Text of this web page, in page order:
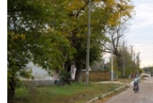
ТЕЛЕПРОЕКТ КРЫМ.РЕАЛИИ
СОВЕТЫ ПРАВОЗАЩИТНИКОВ
ПРОПАВШИЕ БЕЗ ВЕСТИ
ПОБЕДИТЕЛЕЙ НЕ СУДЯТ?
КРЫМ.НЕПОКОРЕННЫЙ
Українською
Qırımtatar
ПРИСОЕДИНЯЙТЕСЬ!